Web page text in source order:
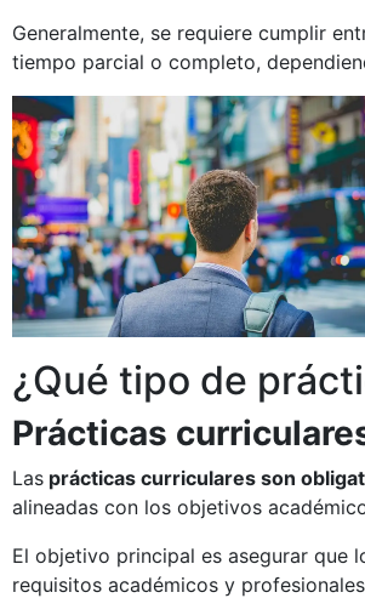
Generalmente, se requiere cumplir
tiempo parcial o completo,
¿Qué tipo de
Prácticas
Las prácticas curriculares son
alineadas con los objetivos
El objetivo principal es asegurar que
requisitos académicos y